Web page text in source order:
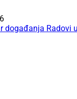
događanja Radovi